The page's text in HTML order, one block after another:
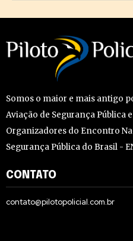
Somos o maior e mais antigo
Aviação de Segurança Pública
Organizadores do Encontro
Segurança Pública do Brasil -
CONTATO
contato@pilotopolicial.com.br